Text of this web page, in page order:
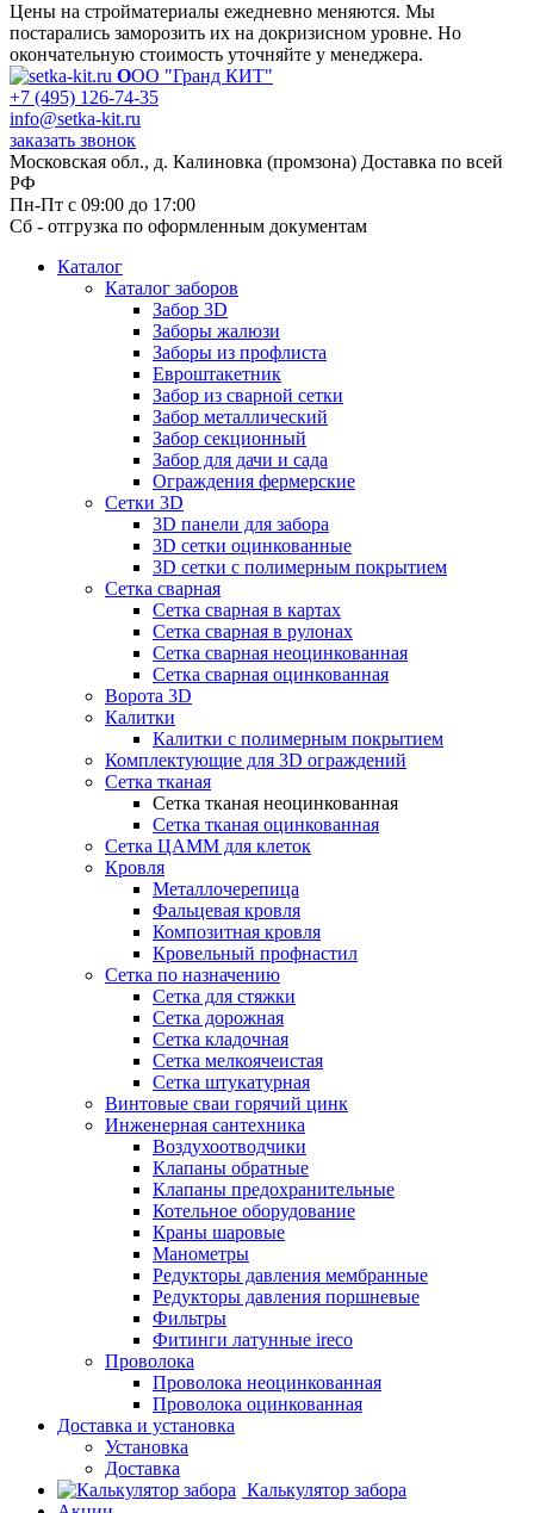
Цены на стройматериалы ежедневно меняются. Мы
постарались заморозить их на докризисном уровне. Но
окончательную стоимость уточняйте у менеджера.
ООО "Гранд КИТ"
+7 (495) 126-74-35
info@setka-kit.ru
заказать звонок
Московская обл., д. Калиновка (промзона) Доставка по всей
РФ
Пн-Пт с 09:00 до 17:00
Сб - отгрузка по оформленным документам
Каталог
Каталог заборов
Забор 3D
Заборы жалюзи
Заборы из профлиста
Евроштакетник
Забор из сварной сетки
Забор металлический
Забор секционный
Забор для дачи и сада
Ограждения фермерские
Сетки 3D
3D панели для забора
3D сетки оцинкованные
3D сетки с полимерным покрытием
Сетка сварная
Сетка сварная в картах
Сетка сварная в рулонах
Сетка сварная неоцинкованная
Сетка сварная оцинкованная
Ворота 3D
Калитки
Калитки с полимерным покрытием
Комплектующие для 3D ограждений
Сетка тканая
Сетка тканая неоцинкованная
Сетка тканая оцинкованная
Сетка ЦАММ для клеток
Кровля
Металлочерепица
Фальцевая кровля
Композитная кровля
Кровельный профнастил
Сетка по назначению
Сетка для стяжки
Сетка дорожная
Сетка кладочная
Сетка мелкоячеистая
Сетка штукатурная
Винтовые сваи горячий цинк
Инженерная сантехника
Воздухоотводчики
Клапаны обратные
Клапаны предохранительные
Котельное оборудование
Краны шаровые
Манометры
Редукторы давления мембранные
Редукторы давления поршневые
Фильтры
Фитинги латунные ireco
Проволока
Проволока неоцинкованная
Проволока оцинкованная
Доставка и установка
Установка
Доставка
Калькулятор забора